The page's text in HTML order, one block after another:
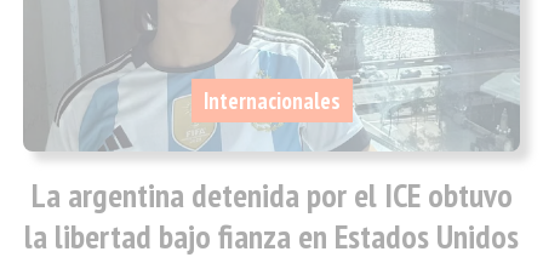
La argentina detenida por el ICE obtuvo
la libertad bajo fianza en Estados Unidos
Internacionales